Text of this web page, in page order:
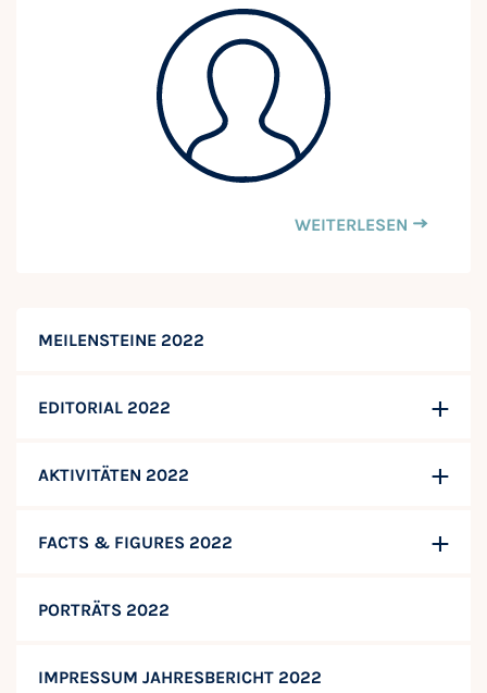
MEILENSTEINE 2022
EDITORIAL 2022
AKTIVITÄTEN 2022
FACTS & FIGURES 2022
PORTRÄTS 2022
IMPRESSUM JAHRESBERICHT 2022
WEITERLESEN